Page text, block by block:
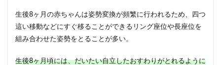
生後8ヶ月の赤ちゃんは姿勢変換が頻繁に行われるため、四つ
這い移動などにすぐ移ることができるリング座位や長座位を
組み合わせた姿勢をとることが多い。
生後8ヶ月頃には、だいたい自立したおすわりがとれるように